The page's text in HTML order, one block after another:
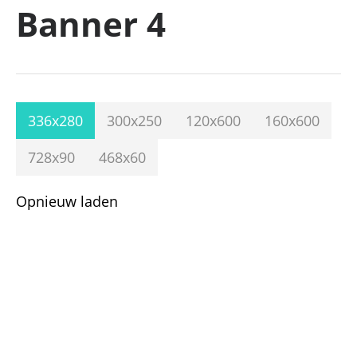
Banner 4
336x280 300x250 120x600
160x600
728x90
468x60
Opnieuw laden